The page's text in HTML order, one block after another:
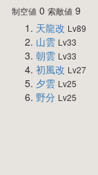
制空値0 索敵値9
天龍改 Lv89
山雲 Lv33
朝雲 Lv33
初風改 Lv27
夕雲 Lv25
野分 Lv25